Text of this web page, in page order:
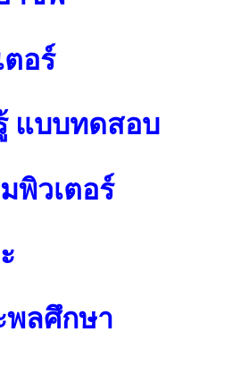
อร์
แบบทดสอบ
พิวเตอร์
ลศึกษา